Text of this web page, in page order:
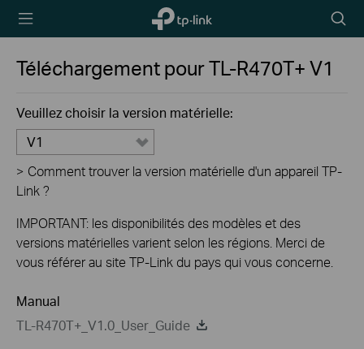
TP-Link,
Reliably
icon
Téléchargement pourTL-R470T+V1
Veuillez choisir la version matérielle:
V1
> Comment trouver la version matérielle d'un appareil TP-
Link ?
IMPORTANT: les disponibilités des modèles et des
versions matérielles varient selon les régions. Merci de
vous référer au site TP-Link du pays qui vous concerne.
Manual
TL-R470T+_V1.0_User_Guide